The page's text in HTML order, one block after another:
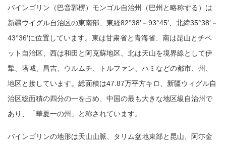
バインゴリン（巴音郭楞） モンゴル自治州（巴州と略称する）は
新疆ウイグル自治区の東南部、東経82°38′－93°45′、 北緯35°38′－
43°36′に位置しています。東は甘粛省と青海省、南は昆山とチベ
ット自治区、西は和田と阿克蘇地区、北は天山を境界線として伊
犂、塔城、昌吉、ウルムチ、トルファン、ハミなどの都市、州、
地区と接しています。総面積は47.87万平方キロ、新疆ウィグル自
治区総面積の四分の一を占め、中国の最も大きな地区級自治州で
あり、「華夏一の州」と称されています。
バインゴリンの地形は天山山脈、タリム盆地東部と昆山、阿尓金